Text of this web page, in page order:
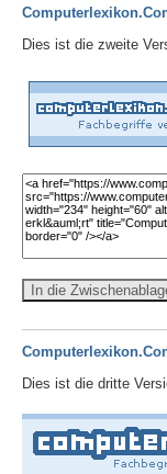
Dies ist die zweite
In die
Dies ist die dritte